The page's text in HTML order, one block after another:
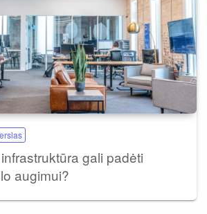
gali padėti
augimui?